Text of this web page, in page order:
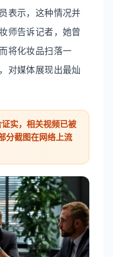
表示，这种情况并
师告诉记者，她曾
将化妆品扫落一
对媒体展现出最灿
实，相关视频已被
分截图在网络上流